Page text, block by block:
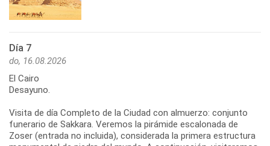
Día 7
do, 16.08.2026
El Cairo
Desayuno.
Visita de día Completo de la Ciudad con almuerzo: conjunto
funerario de Sakkara. Veremos la pirámide escalonada de
Zoser (entrada no incluida), considerada la primera estructura